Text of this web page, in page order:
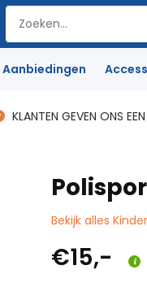
Aanbiedingen
KLANTEN GEVEN ONS
Bekijk alles
€15,-